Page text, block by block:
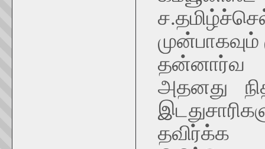
தன்னார்வ
அதனது
தவிர்க்க